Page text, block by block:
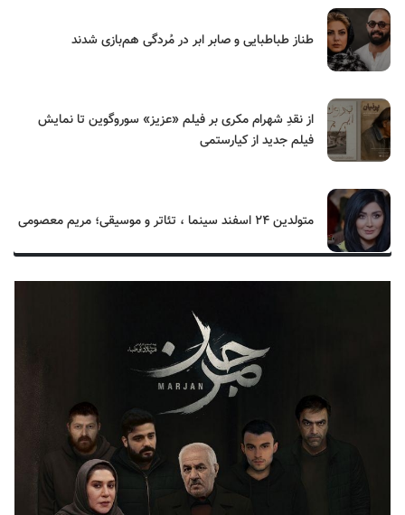
طناز طباطبایی و صابر ابر در مُردگی هم‌بازی شدند
از نقدِ شهرام مکری بر فیلم «عزیز» سوروگوین تا نمایش
فیلم جدید از کیارستمی
متولدین ۲۴ اسفند سینما ، تئاتر و موسیقی؛ مریم معصومی